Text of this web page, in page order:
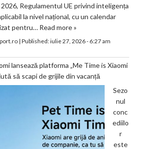
Regulamentul UE privind inteligența
la nivel național, cu un calendar
pentru… Read more »
| Published:iulie 27, 2026 - 6:27 am
lansează platforma „Me Time is Xiaomi
să scapi de grijile din vacanță
Sezo
nul
conc
ediilo
r
este